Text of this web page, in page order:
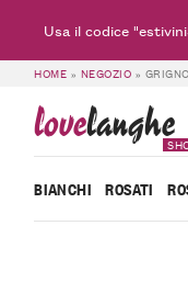
HOME » NEGOZIO »
lovelanghe
BIANCHI ROSATI
Usa il codice